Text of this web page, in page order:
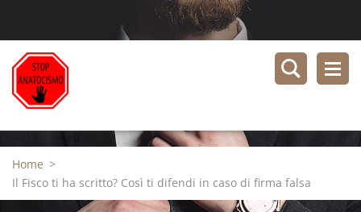
Home >
Il Fisco ti ha scritto? Così ti difendi in caso di firma falsa